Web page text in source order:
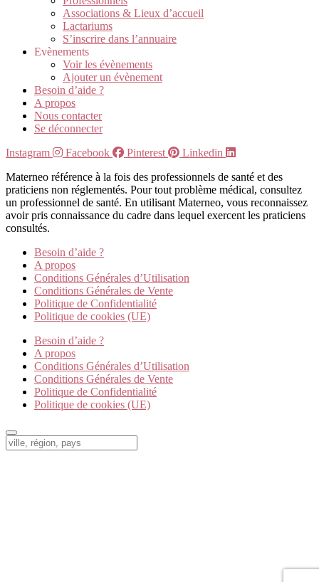
Associations & Lieux d’accueil
Lactariums
S’inscrire dans l’annuaire
Evènements
Voir les évènements
Ajouter un évènement
Besoin d’aide ?
A propos
Nous contacter
Se déconnecter
Instagram
Facebook Pinterest
Linkedin
Materneo référence à la fois des professionnels de santé et des
praticiens non réglementés. Pour tout problème médical, consultez
un professionnel de santé. En utilisant Materneo, vous reconnaissez
avoir pris connaissance du cadre dans lequel exercent les praticiens
consultés.
Besoin d’aide ?
A propos
Conditions Générales d’Utilisation
Conditions Générales de Vente
Politique de Confidentialité
Politique de cookies (UE)
Besoin d’aide ?
A propos
Conditions Générales d’Utilisation
Conditions Générales de Vente
Politique de Confidentialité
Politique de cookies (UE)